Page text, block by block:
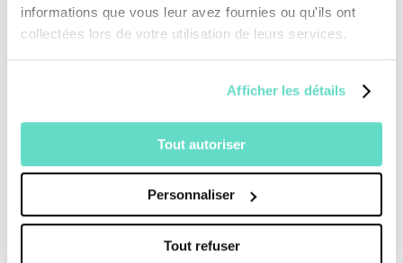
informations que vous leur avez fournies ou qu'ils ont
collectées lors de votre utilisation de leurs services.
Afficher les détails
Tout autoriser
Personnaliser
Tout refuser
Revoir la messe du 02 août 2026
TOUS NOS PROGRAMMES
La messe
Magazine Le Jour du Seigneur
Documentaires
Parole Inattendue
Tous Frères
Agenda Culturel